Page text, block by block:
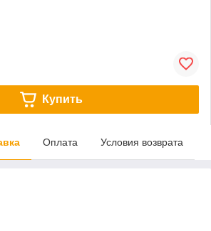
Купить
Оплата Условия возврата